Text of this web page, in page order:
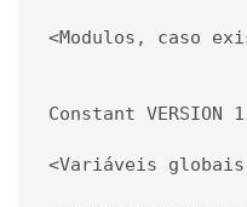
<Modulos, caso
Constant VERSION
<Variáveis